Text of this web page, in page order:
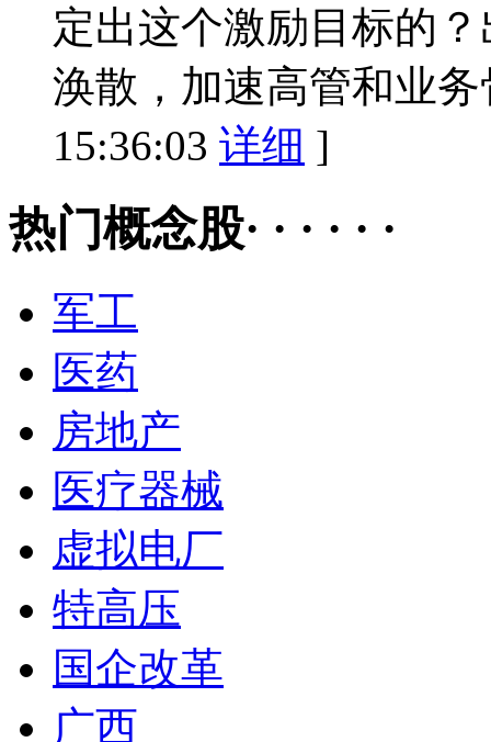
定出这个激励目标的
涣散，加速高管和业
15:36:03 详细 ]
热门概念股· · · · · ·
军工
医药
房地产
医疗器械
虚拟电厂
特高压
国企改革
广西